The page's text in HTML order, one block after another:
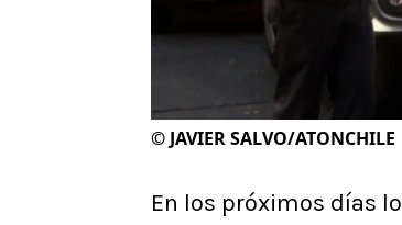
© JAVIER SALVO/ATONCHILE
En los próximos días